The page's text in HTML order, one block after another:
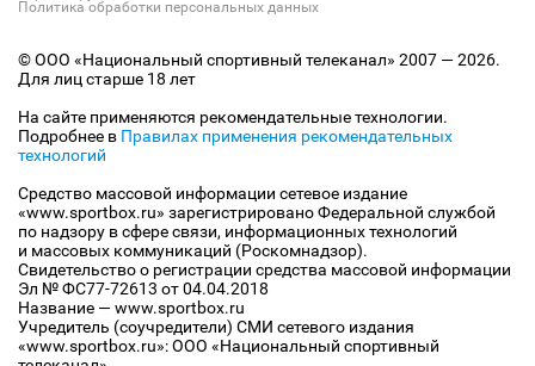
Политика обработки персональных данных
© ООО «Национальный спортивный телеканал» 2007 — 2026.
Для лиц старше 18 лет
На сайте применяются рекомендательные технологии.
Подробнее в Правилах применения рекомендательных
технологий
Средство массовой информации сетевое издание
«www.sportbox.ru» зарегистрировано Федеральной службой
по надзору в сфере связи, информационных технологий
и массовых коммуникаций (Роскомнадзор).
Свидетельство о регистрации средства массовой информации
Эл № ФС77-72613 от 04.04.2018
Название — www.sportbox.ru
Учредитель (соучредители) СМИ сетевого издания
«www.sportbox.ru»: ООО «Национальный спортивный